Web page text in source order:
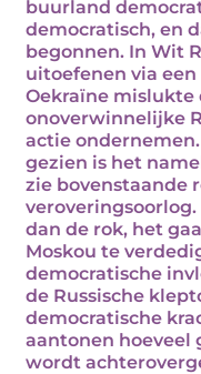
buurland
democratisch, en
begonnen. In Wit
uitoefenen via
Oekraïne mislukte
onoverwinnelijke
actie
gezien is het
zie bovenstaande
dan de rok, het
Moskou te
democratische
de Russische
democratische
aantonen hoeveel
wordt